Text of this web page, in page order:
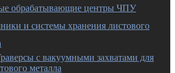
обрабатывающие центры ЧПУ
и системы хранения листового